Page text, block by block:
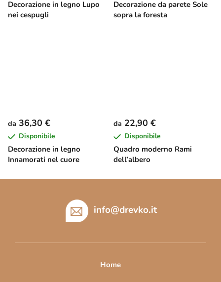
Decorazione in legno Lupo
nei cespugli
Decorazione da parete Sole
sopra la foresta
Decorazione in legno
Innamorati nel cuore
da 36,30 €
Disponibile
Quadro moderno Rami
dell’albero
da 22,90 €
Disponibile
info@drevko.it
Home